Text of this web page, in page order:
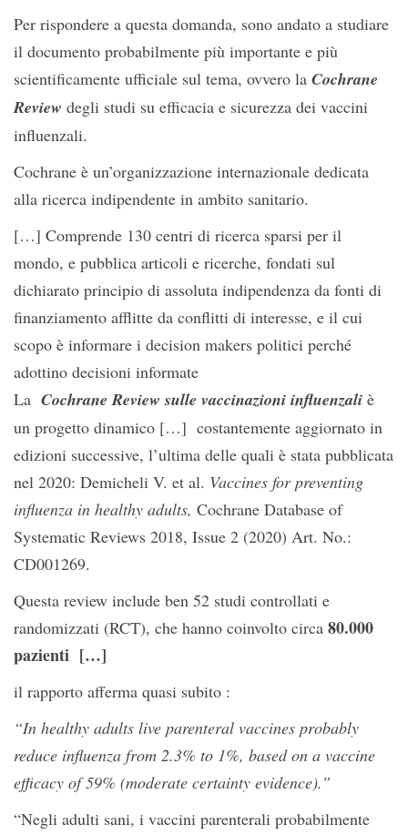
Per rispondere a questa domanda, sono andato a studiare
il documento probabilmente più importante e più
scientificamente ufficiale sul tema, ovvero la Cochrane
Review degli studi su efficacia e sicurezza dei vaccini
influenzali.
Cochrane è un’organizzazione internazionale dedicata
alla ricerca indipendente in ambito sanitario.
[…] Comprende 130 centri di ricerca sparsi per il
mondo, e pubblica articoli e ricerche, fondati sul
dichiarato principio di assoluta indipendenza da fonti di
finanziamento afflitte da conflitti di interesse, e il cui
scopo è informare i decision makers politici perché
adottino decisioni informate
La Cochrane Review sulle vaccinazioni influenzali è
un progetto dinamico […] costantemente aggiornato in
edizioni successive, l’ultima delle quali è stata pubblicata
nel 2020: Demicheli V. et al. Vaccines for preventing
influenza in healthy adults, Cochrane Database of
Systematic Reviews 2018, Issue 2 (2020) Art. No.:
CD001269.
Questa review include ben 52 studi controllati e
randomizzati (RCT), che hanno coinvolto circa 80.000
pazienti […]
il rapporto afferma quasi subito :
“In healthy adults live parenteral vaccines probably
reduce influenza from 2.3% to 1%, based on a vaccine
efficacy of 59% (moderate certainty evidence).”
“Negli adulti sani, i vaccini parenterali probabilmente